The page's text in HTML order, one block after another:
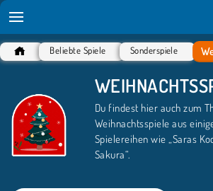
Beliebte Spiele Sonderspiele
Du findest hier auch zum
Weihnachtsspiele aus
Spielereihen wie „Saras
Sakura“.